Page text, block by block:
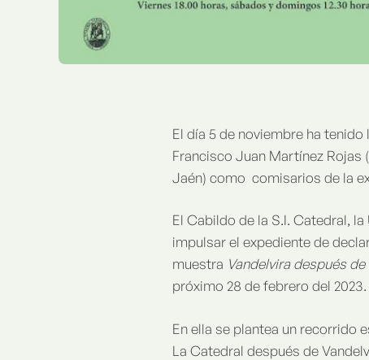
El día 5 de noviembre ha
Francisco Juan Martínez Rojas
Jaén) como comisarios de la
El Cabildo de la S.I. Catedral,
impulsar el expediente de
muestra Vandelvira después de
próximo 28 de febrero del 2023.
En ella se plantea un recorrido
La Catedral después de